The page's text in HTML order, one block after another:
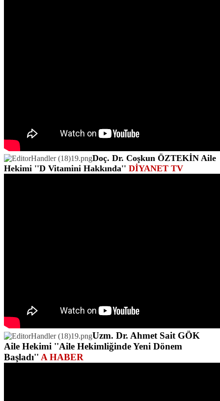
Doç. Dr. Coşkun ÖZTEKİN Aile
Hekimi ''D Vitamini Hakkında'' DİYANET TV
Uzm. Dr. Ahmet Sait GÖK
Aile Hekimi ''Aile Hekimliğinde Yeni Dönem
Başladı'' A HABER